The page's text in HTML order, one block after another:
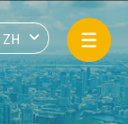
JP
EN
ZH